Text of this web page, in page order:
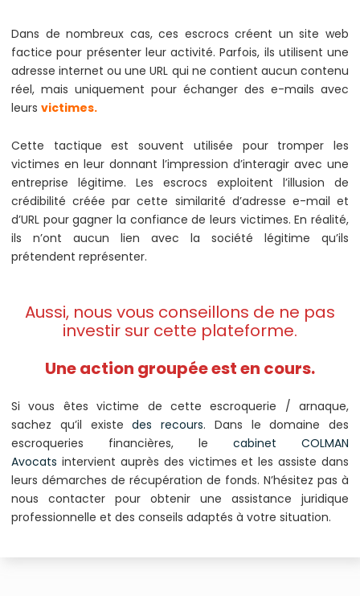
Dans de nombreux cas, ces escrocs créent un site web
factice pour présenter leur activité. Parfois, ils utilisent une
adresse internet ou une URL qui ne contient aucun contenu
réel, mais uniquement pour échanger des e-mails avec
leurs victimes.
Cette tactique est souvent utilisée pour tromper les
victimes en leur donnant l’impression d’interagir avec une
entreprise légitime. Les escrocs exploitent l’illusion de
crédibilité créée par cette similarité d’adresse e-mail et
d’URL pour gagner la confiance de leurs victimes. En réalité,
ils n’ont aucun lien avec la société légitime qu’ils
prétendent représenter.
Aussi, nous vous conseillons de ne pas
investir sur cette plateforme.
Une action groupée est en cours.
Si vous êtes victime de cette escroquerie / arnaque,
sachez qu’il existedes recours. Dans le domaine des
escroqueries financières, le cabinet COLMAN
Avocats intervient auprès des victimes et les assiste dans
leurs démarches de récupération de fonds. N’hésitez pas à
nous contacter pour obtenir une assistance juridique
professionnelle et des conseils adaptés à votre situation.